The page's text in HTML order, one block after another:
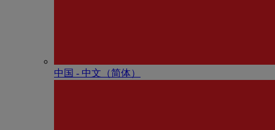
中国 - 中⽂（简体）